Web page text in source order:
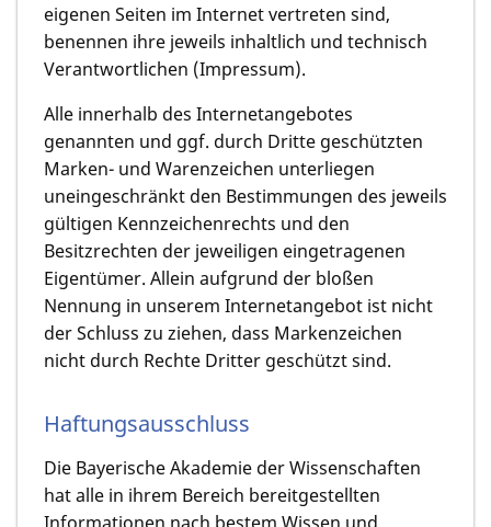
eigenen Seiten im Internet vertreten sind,
benennen ihre jeweils inhaltlich und technisch
Verantwortlichen (Impressum).
Alle innerhalb des Internetangebotes
genannten und ggf. durch Dritte geschützten
Marken- und Warenzeichen unterliegen
uneingeschränkt den Bestimmungen des jeweils
gültigen Kennzeichenrechts und den
Besitzrechten der jeweiligen eingetragenen
Eigentümer. Allein aufgrund der bloßen
Nennung in unserem Internetangebot ist nicht
der Schluss zu ziehen, dass Markenzeichen
nicht durch Rechte Dritter geschützt sind.
Haftungsausschluss
Die Bayerische Akademie der Wissenschaften
hat alle in ihrem Bereich bereitgestellten